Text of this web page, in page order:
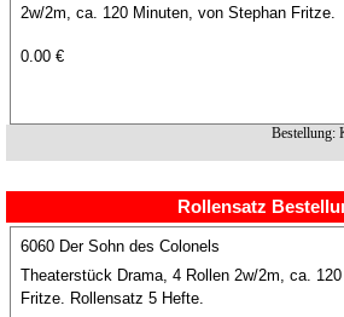
2w/2m, ca. 120 Minuten, von Stephan Fritze.
0.00 €
Bestellung:
Rollensatz
6060 Der Sohn des Colonels
Theaterstück Drama, 4 Rollen 2w/2m, ca.
Fritze. Rollensatz 5 Hefte.